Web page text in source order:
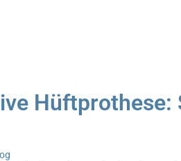
Hüftprothese: